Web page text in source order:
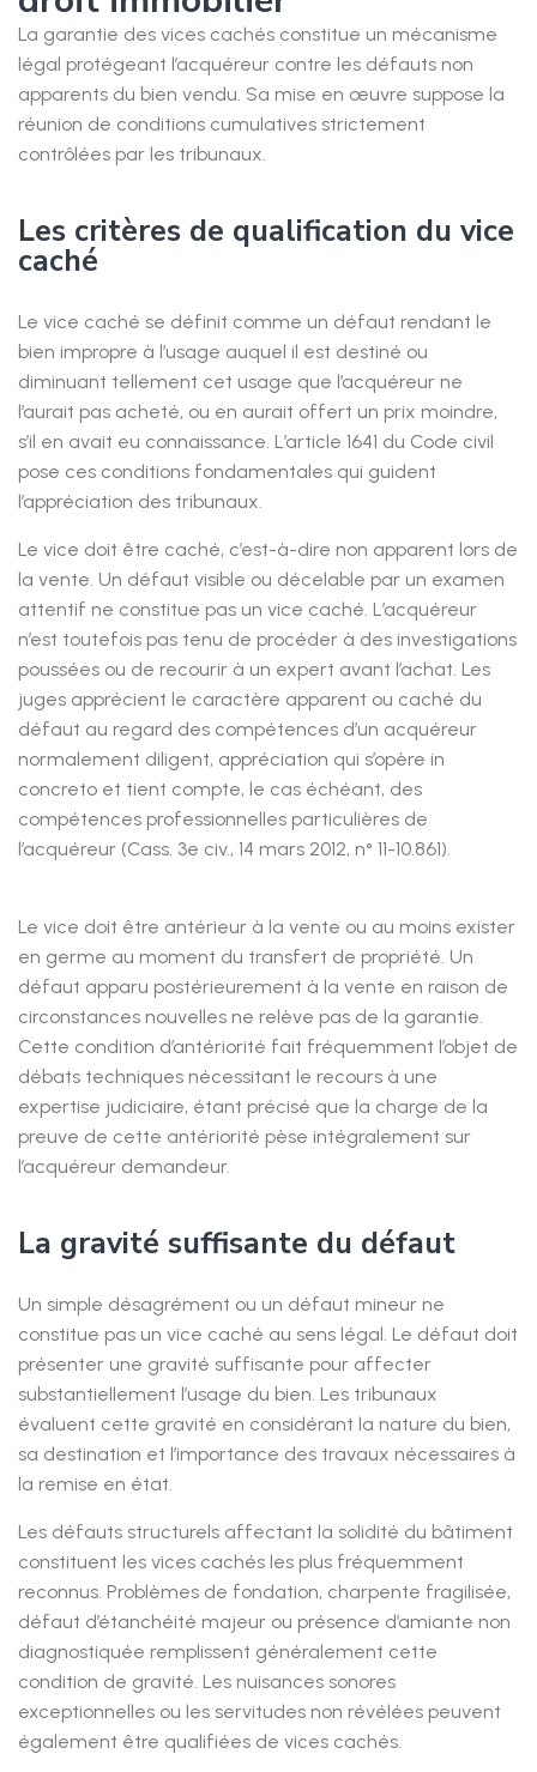
La garantie des vices cachés constitue un mécanisme
légal protégeant l’acquéreur contre les défauts non
apparents du bien vendu. Sa mise en œuvre suppose la
réunion de conditions cumulatives strictement
contrôlées par les tribunaux.
Les critères de qualification du vice
caché
Le vice caché se définit comme un défaut rendant le
bien impropre à l’usage auquel il est destiné ou
diminuant tellement cet usage que l’acquéreur ne
l’aurait pas acheté, ou en aurait offert un prix moindre,
s’il en avait eu connaissance. L’article 1641 du Code civil
pose ces conditions fondamentales qui guident
l’appréciation des tribunaux.
Le vice doit être caché, c’est-à-dire non apparent lors de
la vente. Un défaut visible ou décelable par un examen
attentif ne constitue pas un vice caché. L’acquéreur
n’est toutefois pas tenu de procéder à des investigations
poussées ou de recourir à un expert avant l’achat. Les
juges apprécient le caractère apparent ou caché du
défaut au regard des compétences d’un acquéreur
normalement diligent, appréciation qui s’opère in
concreto et tient compte, le cas échéant, des
compétences professionnelles particulières de
l’acquéreur (Cass. 3e civ., 14 mars 2012, n° 11-10.861).
Le vice doit être antérieur à la vente ou au moins exister
en germe au moment du transfert de propriété. Un
défaut apparu postérieurement à la vente en raison de
circonstances nouvelles ne relève pas de la garantie.
Cette condition d’antériorité fait fréquemment l’objet de
débats techniques nécessitant le recours à une
expertise judiciaire, étant précisé que la charge de la
preuve de cette antériorité pèse intégralement sur
l’acquéreur demandeur.
La gravité suffisante du défaut
Un simple désagrément ou un défaut mineur ne
constitue pas un vice caché au sens légal. Le défaut doit
présenter une gravité suffisante pour affecter
substantiellement l’usage du bien. Les tribunaux
évaluent cette gravité en considérant la nature du bien,
sa destination et l’importance des travaux nécessaires à
la remise en état.
Les défauts structurels affectant la solidité du bâtiment
constituent les vices cachés les plus fréquemment
reconnus. Problèmes de fondation, charpente fragilisée,
défaut d’étanchéité majeur ou présence d’amiante non
diagnostiquée remplissent généralement cette
condition de gravité. Les nuisances sonores
exceptionnelles ou les servitudes non révélées peuvent
également être qualifiées de vices cachés.